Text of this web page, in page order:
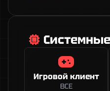
Игровой клиент
ВСЕ